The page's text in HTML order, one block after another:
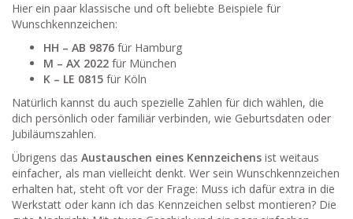
Hier ein paar klassische und oft beliebte Beispiele für
Wunschkennzeichen:
HH – AB 9876 für Hamburg
M – AX 2022 für München
K – LE 0815 für Köln
Natürlich kannst du auch spezielle Zahlen für dich wählen, die
dich persönlich oder familiär verbinden, wie Geburtsdaten oder
Jubiläumszahlen.
Übrigens das Austauschen eines Kennzeichens ist weitaus
einfacher, als man vielleicht denkt. Wer sein Wunschkennzeichen
erhalten hat, steht oft vor der Frage: Muss ich dafür extra in die
Werkstatt oder kann ich das Kennzeichen selbst montieren? Die